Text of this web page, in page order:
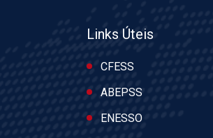
Links Úteis
CFESS
ABEPSS
ENESSO